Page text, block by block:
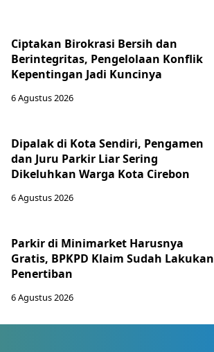
Ciptakan Birokrasi Bersih dan
Berintegritas, Pengelolaan Konflik
Kepentingan Jadi Kuncinya
6 Agustus 2026
Dipalak di Kota Sendiri, Pengamen
dan Juru Parkir Liar Sering
Dikeluhkan Warga Kota Cirebon
6 Agustus 2026
Parkir di Minimarket Harusnya
Gratis, BPKPD Klaim Sudah Lakukan
Penertiban
6 Agustus 2026